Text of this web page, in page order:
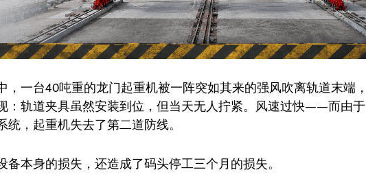
一台40吨重的龙门起重机被一阵突如其来的强风吹离轨道末端，
：轨道夹具虽然安装到位，但当天无人拧紧。风速过快——而由于
，起重机失去了第二道防线。
本身的损失，还造成了码头停工三个月的损失。